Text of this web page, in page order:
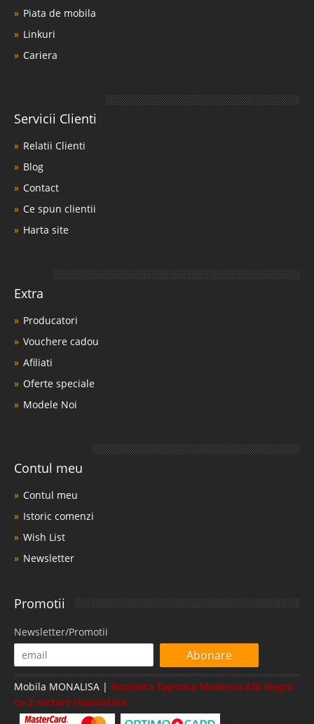
Piata de mobila
Linkuri
Cariera
Servicii Clienti
Relatii Clienti
Blog
Contact
Ce spun clientii
Harta site
Extra
Producatori
Vouchere cadou
Afiliati
Oferte speciale
Modele Noi
Contul meu
Contul meu
Istoric comenzi
Wish List
Newsletter
Promotii
Newsletter/Promotii
Abonare
Mobila MONALISA | Noptiera Tapitata Moderna Alb Negru
cu 2 sertare Inspiration